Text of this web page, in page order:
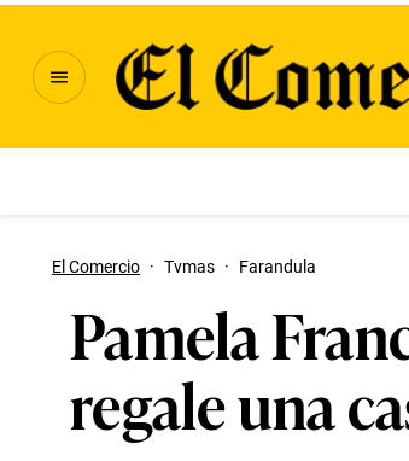
El Comercio · Tvmas · Farandula
Pamela
regale una